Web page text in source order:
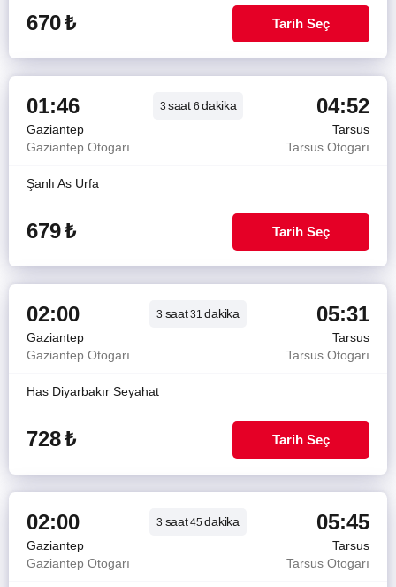
670₺ Tarih Seç
01:46 3saat6dakika 04:52
Gaziantep
Tarsus
Gaziantep Otogarı
Tarsus Otogarı
Şanlı As Urfa
679₺ Tarih Seç
02:00 3 saat31dakika 05:31
Gaziantep
Tarsus
Gaziantep Otogarı
Tarsus Otogarı
Has Diyarbakır Seyahat
728₺ Tarih Seç
02:00 3 saat45dakika 05:45
Gaziantep
Tarsus
Gaziantep Otogarı
Tarsus Otogarı